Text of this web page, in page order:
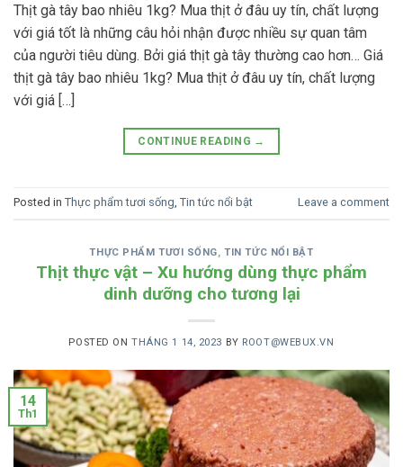
Thịt gà tây bao nhiêu 1kg? Mua thịt ở đâu uy tín, chất lượng
với giá tốt là những câu hỏi nhận được nhiều sự quan tâm
của người tiêu dùng. Bởi giá thịt gà tây thường cao hơn… Giá
thịt gà tây bao nhiêu 1kg? Mua thịt ở đâu uy tín, chất lượng
với giá […]
CONTINUE READING →
Posted in Thực phẩm tươi sống Tin tức nổi bật Leave a comment
THỰC PHẨM TƯƠI SỐNG ,TIN TỨC NỔI BẬT
Thịt thực vật – Xu hướng dùng thực phẩm
dinh dưỡng cho tương lại
POSTED ONTHÁNG 1 14, 2023 BY ROOT@WEBUX.VN
14
Th1